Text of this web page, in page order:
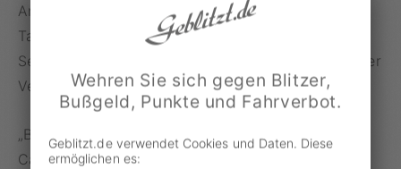
Anhängers verantwortlich. Das Gerät sollte für drei
Tage im Februar an der Kreuzung stehen.
Selbstverständlich dürfen Radaranlagen die Sicht der
Verkehrsteilnehmer nicht beeinträchtigen.
„Bisher wurde an dieser Stelle mit unserem VW-
Caddy geblitzt, was zu keinerlei Problemen geführt
Wehren Sie sich gegen Blitzer,
Bußgeld, Punkte und Fahrverbot.
Geblitzt.de verwendet Cookies und Daten. Diese
ermöglichen es: